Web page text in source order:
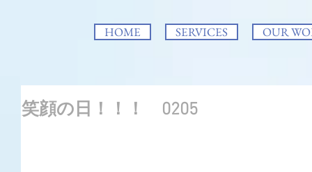
HOME SERVICES OUR
笑顔の日！！！ 0205